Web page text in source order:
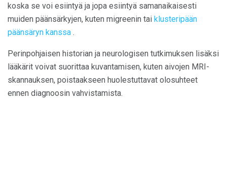
koska se voi esiintyä ja jopa esiintyä samanaikaisesti
muiden päänsärkyjen, kuten migreenin tai klusteripään
päänsäryn kanssa .
Perinpohjaisen historian ja neurologisen tutkimuksen lisäksi
lääkärit voivat suorittaa kuvantamisen, kuten aivojen MRI-
skannauksen, poistaakseen huolestuttavat olosuhteet
ennen diagnoosin vahvistamista.